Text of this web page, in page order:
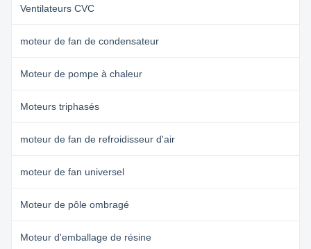
Ventilateurs CVC
moteur de fan de condensateur
Moteur de pompe à chaleur
Moteurs triphasés
moteur de fan de refroidisseur d'air
moteur de fan universel
Moteur de pôle ombragé
Moteur d'emballage de résine